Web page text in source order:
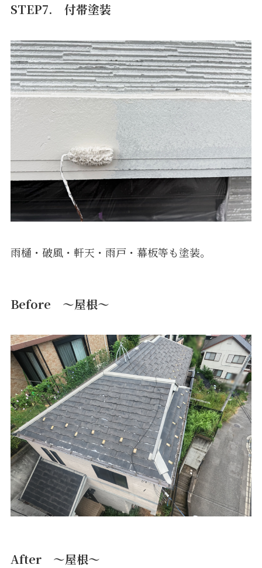
STEP7. 付帯塗装
雨樋・破風・軒天・雨戸・幕板等も塗装。
Before ～屋根～
After ～屋根～